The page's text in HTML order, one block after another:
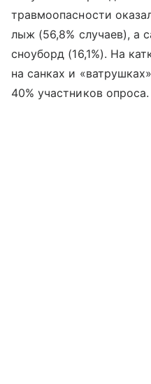
травмоопасности
лыж (56,8% случаев), а
сноуборд (16,1%). На
на санках и
40% участников опроса.